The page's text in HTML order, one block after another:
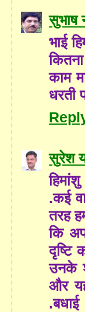
सुभाष
भाई
काम
धरती
सुरेश
.कई
तरह
कि
दृष्टि
उनके
और
.बधाई